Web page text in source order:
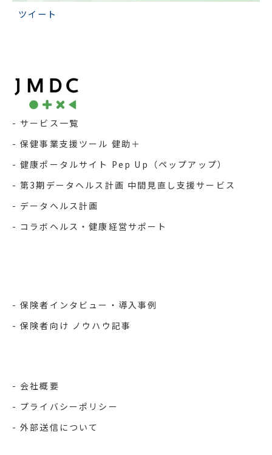
ツイート
サービス一覧
保健事業支援ツール 健助＋
健康ポータルサイト Pep Up（ペップアップ）
第3期データヘルス計画 中間見直し支援サービス
データヘルス計画
コラボヘルス・健康経営サポート
保険者インタビュー・導入事例
保険者向け ノウハウ記事
会社概要
プライバシーポリシー
外部送信について